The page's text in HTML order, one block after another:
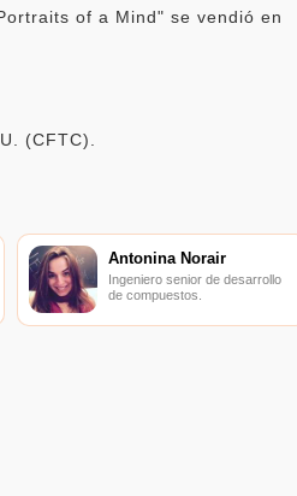
of a Mind" se vendió en
(CFTC).
Antonina Norair
Ingeniero senior de desarrollo
de compuestos.